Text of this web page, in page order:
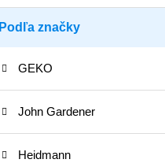
Podľa značky
GEKO
John Gardener
Heidmann